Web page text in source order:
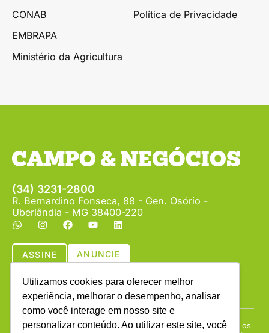
Utilizamos cookies para oferecer melhor
experiência, melhorar o desempenho, analisar
como você interage em nosso site e
personalizar conteúdo. Ao utilizar este site, você
CONAB
EMBRAPA
Ministério da Agricultura
Política de Privacidade
(34) 3231-2800
R. Bernardino Fonseca, 88 - Gen. Osório -
Uberlândia - MG 38400-220
ASSINE ANUNCIE
Copyright © (1990 - 2026) Revista Campo & Negócios. Todos os